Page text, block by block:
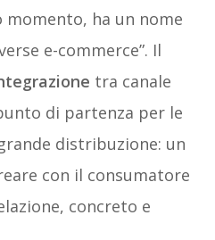
momento, ha un nome
e-commerce”. Il
tra canale
di partenza per le
distribuzione: un
con il consumatore
concreto e